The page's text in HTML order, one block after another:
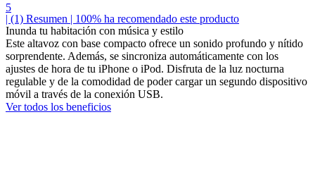
5
| (1) Resumen | 100% ha recomendado este producto
Inunda tu habitación con música y estilo
Este altavoz con base compacto ofrece un sonido profundo y nítido
sorprendente. Además, se sincroniza automáticamente con los
ajustes de hora de tu iPhone o iPod. Disfruta de la luz nocturna
regulable y de la comodidad de poder cargar un segundo dispositivo
móvil a través de la conexión USB.
Ver todos los beneficios